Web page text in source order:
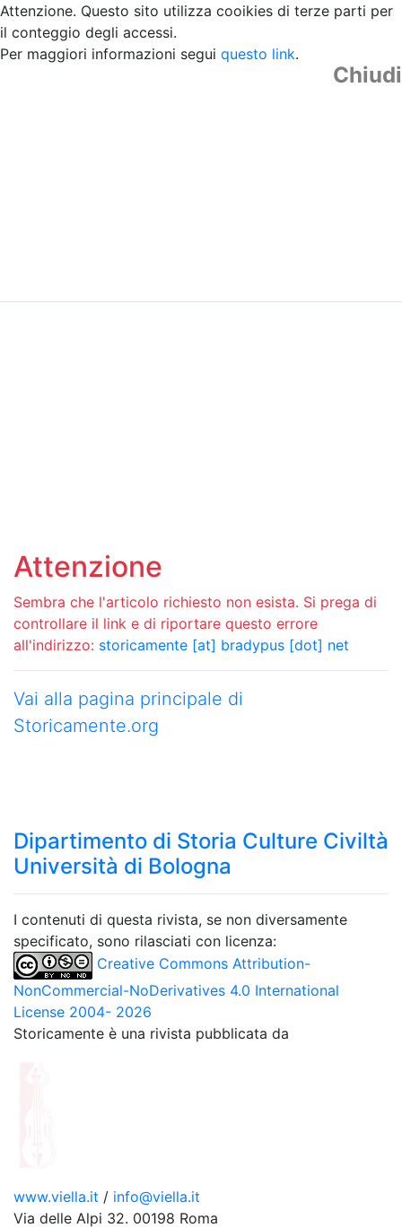
Attenzione. Questo sito utilizza cooikies di terze parti per
il conteggio degli accessi.
Per maggiori informazioni segui questo link.
Chiudi
Attenzione
Sembra che l'articolo richiesto non esista. Si prega di
controllare il link e di riportare questo errore
all'indirizzo: storicamente [at] bradypus [dot] net
Vai alla pagina principale di
Storicamente.org
Dipartimento di Storia Culture Civiltà
Università di Bologna
I contenuti di questa rivista, se non diversamente
specificato, sono rilasciati con licenza:
Creative Commons Attribution-
NonCommercial-NoDerivatives 4.0 International
License 2004- 2026
Storicamente è una rivista pubblicata da
www.viella.it / info@viella.it
Via delle Alpi 32. 00198 Roma